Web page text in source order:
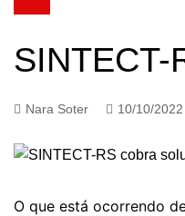
História
Subsedes
SINTECT-
Nara Soter 10/10/2022
O que está ocorrendo